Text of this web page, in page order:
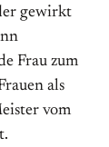
gewirkt
Frau zum
als
vom